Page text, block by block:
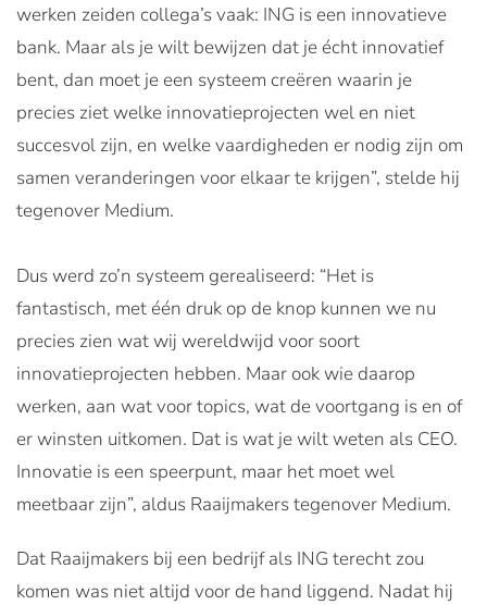
werken zeiden collega’s vaak: ING is een innovatieve
bank. Maar als je wilt bewijzen dat je écht innovatief
bent, dan moet je een systeem creëren waarin je
precies ziet welke innovatieprojecten wel en niet
succesvol zijn, en welke vaardigheden er nodig zijn om
samen veranderingen voor elkaar te krijgen”, stelde hij
tegenover Medium.
Dus werd zo’n systeem gerealiseerd: “Het is
fantastisch, met één druk op de knop kunnen we nu
precies zien wat wij wereldwijd voor soort
innovatieprojecten hebben. Maar ook wie daarop
werken, aan wat voor topics, wat de voortgang is en of
er winsten uitkomen. Dat is wat je wilt weten als CEO.
Innovatie is een speerpunt, maar het moet wel
meetbaar zijn”, aldus Raaijmakers tegenover Medium.
Dat Raaijmakers bij een bedrijf als ING terecht zou
komen was niet altijd voor de hand liggend. Nadat hij